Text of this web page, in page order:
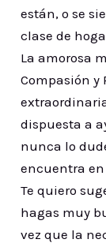
están, o se
clase de
La amorosa
Compasión y
dispuesta a
nunca lo
encuentra
Te quiero
hagas muy
vez que la